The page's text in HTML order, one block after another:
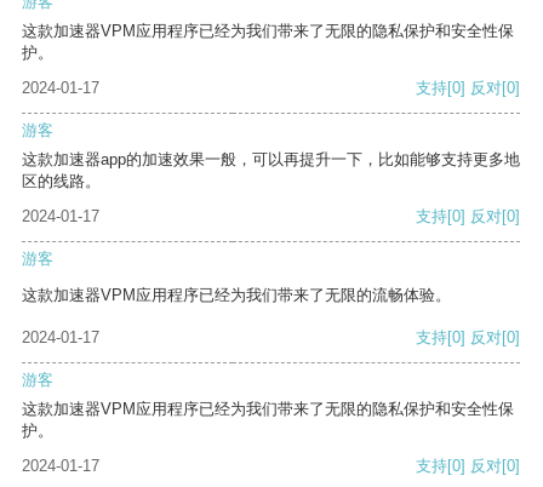
这款加速器VPM应用程序已经为我们带来了无限的隐私保护和安全性保
护。
2024-01-17
支持[0] 反对[0]
游客
这款加速器app的加速效果一般，可以再提升一下，比如能够支持更多地
区的线路。
2024-01-17
支持[0] 反对[0]
游客
这款加速器VPM应用程序已经为我们带来了无限的流畅体验。
2024-01-17 支持[0] 反对[0]
游客
这款加速器VPM应用程序已经为我们带来了无限的隐私保护和安全性保
护。
2024-01-17
支持[0] 反对[0]